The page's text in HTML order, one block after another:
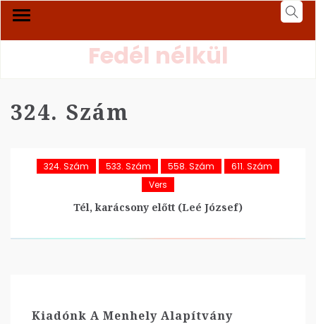
Fedél nélkül
324. Szám
324. Szám 533. Szám 558. Szám
611. Szám
Vers
Tél, karácsony előtt (Leé József)
Kiadónk A Menhely Alapítvány